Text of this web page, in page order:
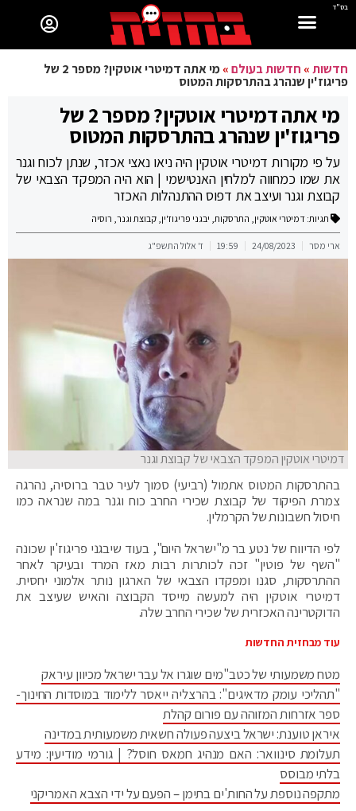
בס"ד
חדשות» חדשות בעולם» מי אתה דמיטרי אוטקין? מספר 2 של
פריגוז'ין שנהרג בהתרסקות המטוס
מי אתה דמיטרי אוטקין? מספר 2 של
פריגוז'ין שנהרג בהתרסקות המטוס
על פי מקורות דמיטרי אוטקין היה ניאו נאצי אכזר, שנתן לכוח וגנר
את שמו כמחווה למלחין האנטישמי | הוא היה המפקד הצבאי של
קבוצת וגנר ועיצב את דפוס ההתנהלות האכזר
תגיות: דמיטרי אוטקין, התרסקות, יבגני פריגוז'ין, קבוצת וגנר, רוסיה
ארי מסר 24/08/2023
19:59 ז' אלול התשפ"ג
דמיטרי אוטקין המפקד הצבאי של קבוצת וגנר
בהתרסקות המטוס אתמול (רביעי) סמוך לעיר טבר ברוסיה, נהרגה
צמרת הפיקוד של קבוצת שכירי החרב כוח וגנר במה שנראה כמו
חיסול חשבונות של הקרמלין.
לפי הדיווח של נטע בר מ"ישראל היום", בעוד שיבגני פריגוז'ין שכונה
"השף של פוטין" זכה לכותרות רבות מאז המרד ובעיקר לאחר
ההתרסקות, סגנו ומפקדו הצבאי של הארגון נותר אלמוני יחסית.
דמיטרי אוטקין היה למעשה מייסד הקבוצה והאיש שעיצב את
הדוקטרינה האכזרית של שכירי החרב שלה.
עוד מבחזית החדשות
מטח משמעותי של כטב"מים שוגרו אל עבר ישראל מכיוון עיראק
"תהליכי עומק מדאיגים": בהרצליה ייאסר ללימוד במוסדות החינוך-
ספר אזרחות המזוהה עם פורום קהלת
איראן טוענת: ישראל ביצעה פעולה חשאית משמעותית במדינה
תעלומת סינוואר: האם מנהיג חמאס חוסל? | גורמי מודיעין: מידע
בלתי מבוסס
מתקפה נוספת על החות'ים בתימן – הפעם על ידי הצבא האמריקני